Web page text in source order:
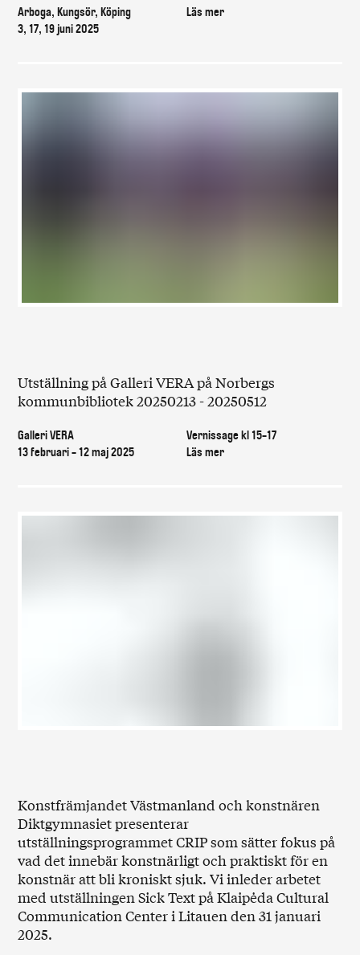
Arboga, Kungsör, Köping
3, 17, 19 juni 2025
Läs mer
Utställning på Galleri VERA på Norbergs
kommunbibliotek 20250213 - 20250512
Galleri VERA
13 februari - 12 maj 2025
Vernissage kl 15-17
Läs mer
Konstfrämjandet Västmanland och konstnären
Diktgymnasiet presenterar
utställningsprogrammet CRIP som sätter fokus på
vad det innebär konstnärligt och praktiskt för en
konstnär att bli kroniskt sjuk. Vi inleder arbetet
med utställningen Sick Text på Klaipėda Cultural
Communication Center i Litauen den 31 januari
2025.